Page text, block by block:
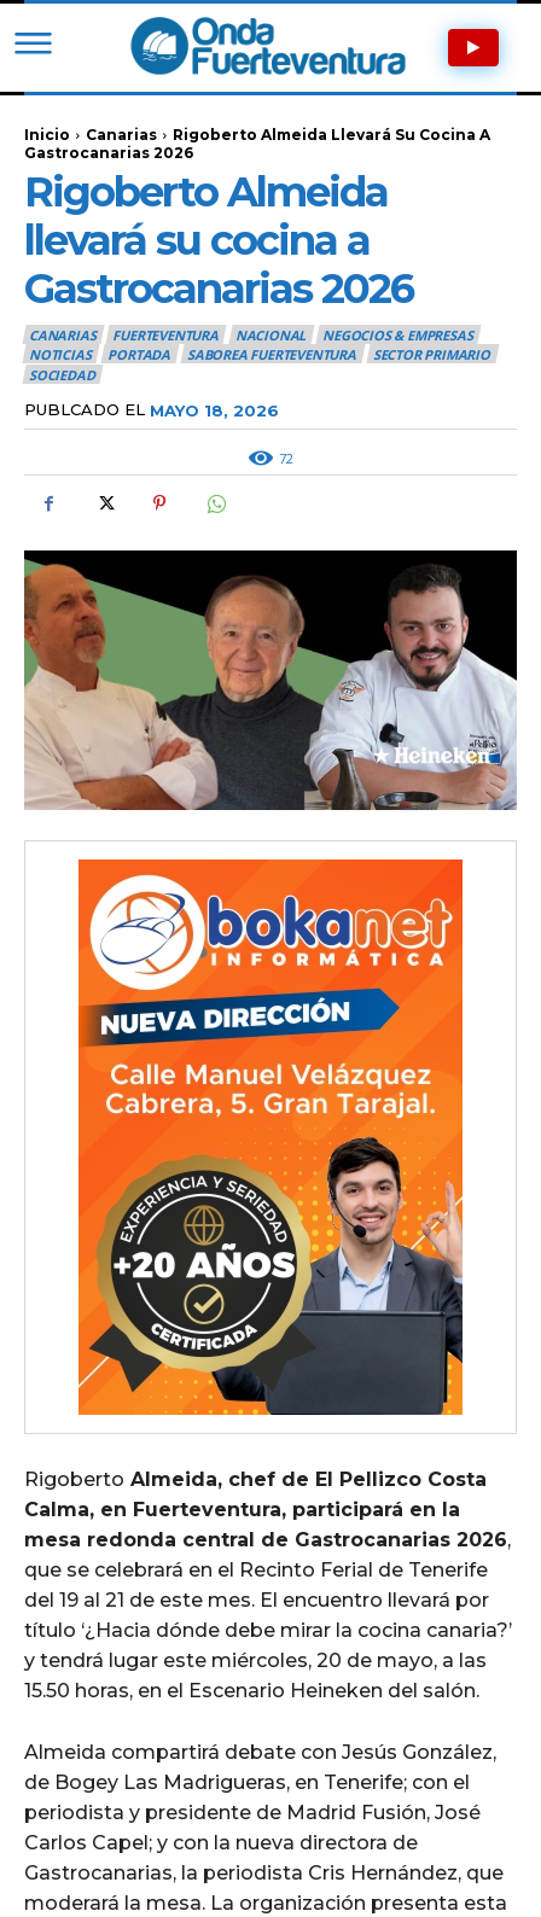
Inicio Canarias
Rigoberto Almeida Llevará Su Cocina A
Gastrocanarias 2026
Rigoberto Almeida
llevará su cocina a
Gastrocanarias 2026
CANARIAS FUERTEVENTURA NACIONAL
NEGOCIOS & EMPRESAS
NOTICIAS
PORTADA SABOREA FUERTEVENTURA
SECTOR PRIMARIO
SOCIEDAD
PUBLCADO EL MAYO 18, 2026
72
Rigoberto Almeida, chef de El Pellizco Costa
Calma, en Fuerteventura, participará en la
mesa redonda central de Gastrocanarias 2026,
que se celebrará en el Recinto Ferial de Tenerife
del 19 al 21 de este mes. El encuentro llevará por
título ‘¿Hacia dónde debe mirar la cocina canaria?’
y tendrá lugar este miércoles, 20 de mayo, a las
15.50 horas, en el Escenario Heineken del salón.
Almeida compartirá debate con Jesús González,
de Bogey Las Madrigueras, en Tenerife; con el
periodista y presidente de Madrid Fusión, José
Carlos Capel; y con la nueva directora de
Gastrocanarias, la periodista Cris Hernández, que
moderará la mesa. La organización presenta esta